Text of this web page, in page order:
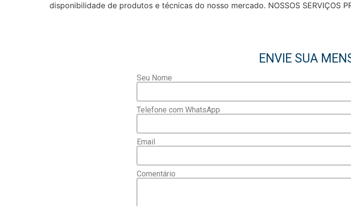
disponibilidade de produtos e técnicas do nosso mercado. NOSSOS SERVIÇOS
ENVIE SUA
Seu Nome
Telefone com WhatsApp
Email
Comentário